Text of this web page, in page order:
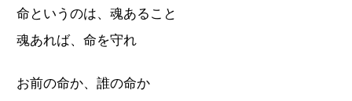
命というのは、魂あること
魂あれば、命を守れ
お前の命か、誰の命か